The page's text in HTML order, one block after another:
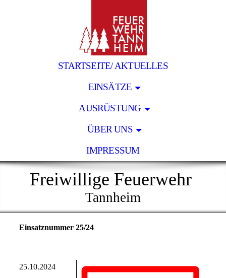
STARTSEITE/ AKTUELLES
EINSÄTZE
AUSRÜSTUNG
ÜBER UNS
IMPRESSUM
Freiwillige Feuerwehr
Tannheim
Einsatznummer 25/24
25.10.2024